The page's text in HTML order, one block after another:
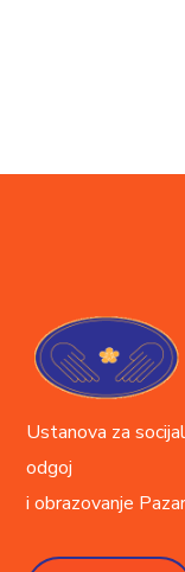
Ustanova za
odgoj
i obrazovanje